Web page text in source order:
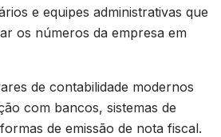
e equipes administrativas que
os números da empresa em
de contabilidade modernos
com bancos, sistemas de
de emissão de nota fiscal.